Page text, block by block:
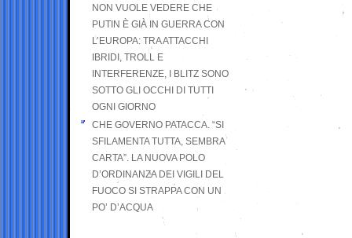
NON VUOLE VEDERE CHE
PUTIN È GIÀ IN GUERRA CON
L’EUROPA: TRA ATTACCHI
IBRIDI, TROLL E
INTERFERENZE, I BLITZ SONO
SOTTO GLI OCCHI DI TUTTI
OGNI GIORNO
CHE GOVERNO PATACCA. “SI
SFILAMENTA TUTTA, SEMBRA
CARTA”. LA NUOVA POLO
D’ORDINANZA DEI VIGILI DEL
FUOCO SI STRAPPA CON UN
PO’ D’ACQUA